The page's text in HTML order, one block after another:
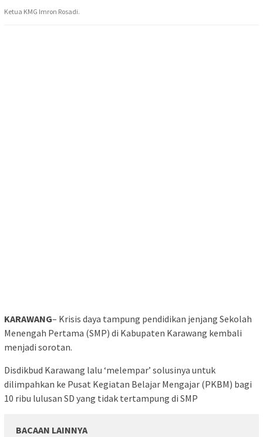
Ketua KMG Imron Rosadi.
KARAWANG– Krisis daya tampung pendidikan jenjang Sekolah
Menengah Pertama (SMP) di Kabupaten Karawang kembali
menjadi sorotan.
Disdikbud Karawang lalu ‘melempar’ solusinya untuk
dilimpahkan ke Pusat Kegiatan Belajar Mengajar (PKBM) bagi
10 ribu lulusan SD yang tidak tertampung di SMP
BACAAN LAINNYA